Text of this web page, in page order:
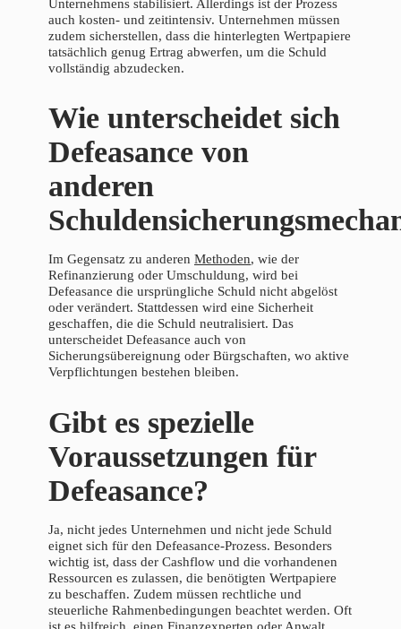
Unternehmens stabilisiert. Allerdings ist der Prozess
auch kosten- und zeitintensiv. Unternehmen müssen
zudem sicherstellen, dass die hinterlegten Wertpapiere
tatsächlich genug Ertrag abwerfen, um die Schuld
vollständig abzudecken.
Wie unterscheidet sich
Defeasance von
anderen
Im Gegensatz zu anderen Methoden, wie der
Refinanzierung oder Umschuldung, wird bei
Defeasance die ursprüngliche Schuld nicht abgelöst
oder verändert. Stattdessen wird eine Sicherheit
geschaffen, die die Schuld neutralisiert. Das
unterscheidet Defeasance auch von
Sicherungsübereignung oder Bürgschaften, wo aktive
Verpflichtungen bestehen bleiben.
Gibt es spezielle
Voraussetzungen für
Defeasance?
Ja, nicht jedes Unternehmen und nicht jede Schuld
eignet sich für den Defeasance-Prozess. Besonders
wichtig ist, dass der Cashflow und die vorhandenen
Ressourcen es zulassen, die benötigten Wertpapiere
zu beschaffen. Zudem müssen rechtliche und
steuerliche Rahmenbedingungen beachtet werden. Oft
ist es hilfreich, einen Finanzexperten oder Anwalt